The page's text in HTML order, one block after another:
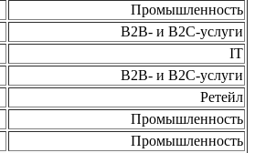
Промышленность
B2B- и B2C-услуги
IT
B2B- и B2C-услуги
Ретейл
Промышленность
Промышленность